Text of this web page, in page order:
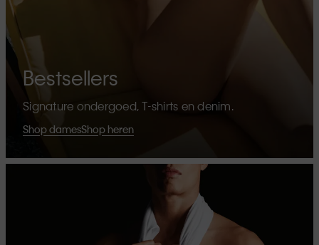
Bestsellers
Signature ondergoed, T-shirts en denim.
Shop damesShop heren